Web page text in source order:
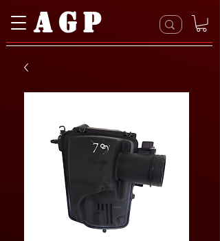
AGP